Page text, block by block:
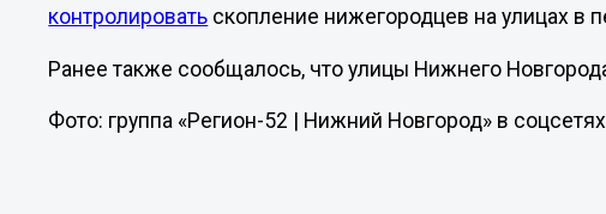
контролировать скопление нижегородцев на улицах в
Ранее также сообщалось, что улицы Нижнего
Фото: группа «Регион-52 | Нижний Новгород» в